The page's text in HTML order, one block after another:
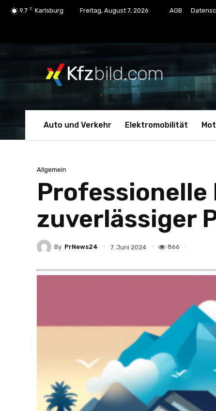
9.7 C Karlsburg Freitag, August 7, 2026 AGB
Kfzbild.com
Auto und Verkehr Elektromobilität
Allgemein
zuverlässiger
By PrNews24 7. Juni 2024 866